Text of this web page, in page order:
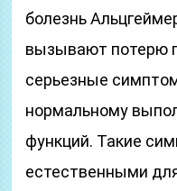
болезнь
вызывают потерю
серьезные
нормальному
функций. Такие
естественными